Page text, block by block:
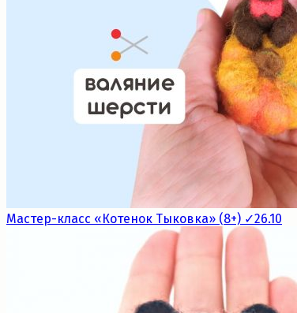
Мастер-класс «Котенок Тыковка» (8+) ✓26.10